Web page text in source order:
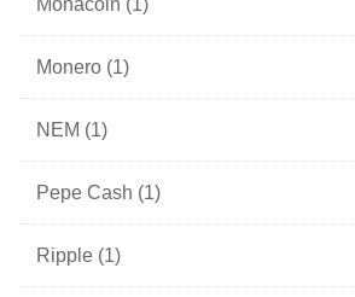
Monero (1)
NEM (1)
Pepe Cash (1)
Ripple (1)